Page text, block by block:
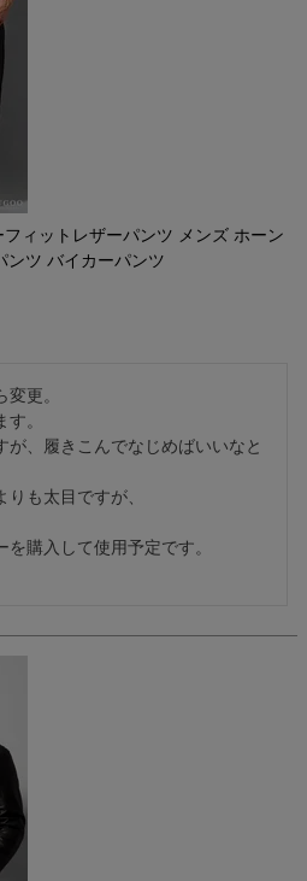
ィットレザーパンツ メンズ ホーン
ンツ バイカーパンツ
更。
。
が、履きこんでなじめばいいなと
も太目ですが、
購入して使用予定です。